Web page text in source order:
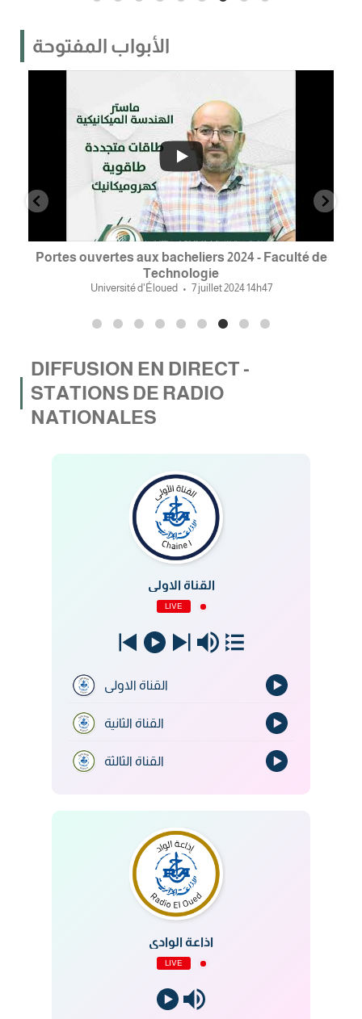
...
Portes ouvertes aux bacheliers 2024 - Faculté de
Technologie
Université d'Éloued 7 juillet 2024 14h47
DIFFUSION EN DIRECT -
STATIONS DE RADIO
NATIONALES
القناة الاولى
LIVE
القناة الاولى
القناة الثانية
القناة الثالثة
اذاعة الوادي
LIVE